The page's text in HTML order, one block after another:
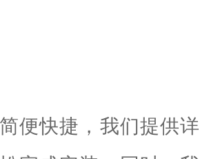
便快捷，我们提供